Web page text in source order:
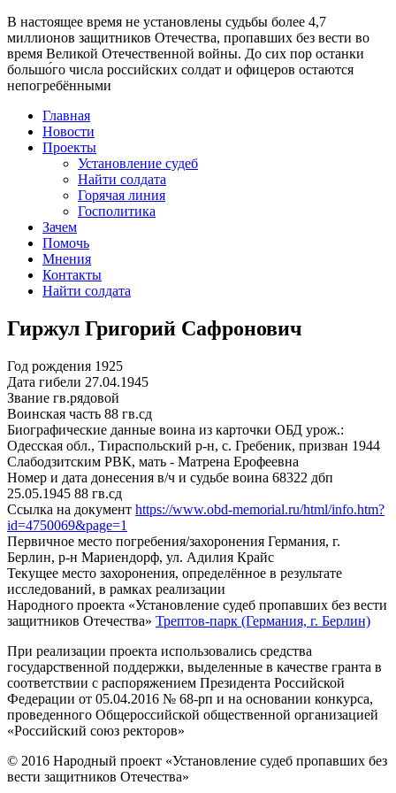
В настоящее время не установлены судьбы более 4,7
миллионов защитников Отечества, пропавших без вести во
время Великой Отечественной войны. До сих пор останки
большо́го числа российских солдат и офицеров остаются
непогребёнными
Главная
Новости
Проекты
Установление судеб
Найти солдата
Горячая линия
Госполитика
Зачем
Помочь
Мнения
Контакты
Найти солдата
Гиржул Григорий Сафронович
Год рождения 1925
Дата гибели 27.04.1945
Звание гв.рядовой
Воинская часть 88 гв.сд
Биографические данные воина из карточки ОБД урож.:
Одесская обл., Тираспольский р-н, с. Гребеник, призван 1944
Слабодзитским РВК, мать - Матрена Ерофеевна
Номер и дата донесения в/ч и судьбе воина 68322 дбп
25.05.1945 88 гв.сд
Ссылка на документ https://www.obd-memorial.ru/html/info.htm?
id=4750069&page=1
Первичное место погребения/захоронения Германия, г.
Берлин, р-н Мариендорф, ул. Адилия Крайс
Текущее место захоронения, определённое в результате
исследований, в рамках реализации
Народного проекта «Установление судеб пропавших без вести
защитников Отечества» Трептов-парк (Германия, г. Берлин)
При реализации проекта использовались средства
государственной поддержки, выделенные в качестве гранта в
соответствии с распоряжением Президента Российской
Федерации от 05.04.2016 № 68-рп и на основании конкурса,
проведенного Общероссийской общественной организацией
«Российский союз ректоров»
© 2016 Народный проект «Установление судеб пропавших без
вести защитников Отечества»